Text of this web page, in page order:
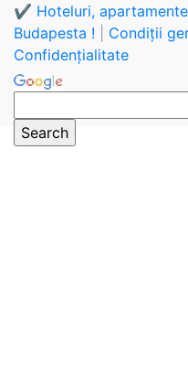
✔️ Hoteluri,
Budapesta !
Condiții
Confidențialitate